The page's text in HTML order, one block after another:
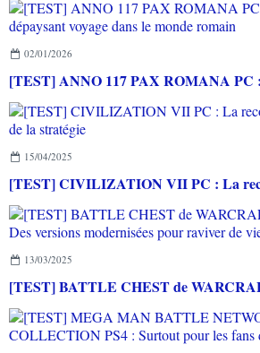
02/01/2026
15/04/2025
13/03/2025